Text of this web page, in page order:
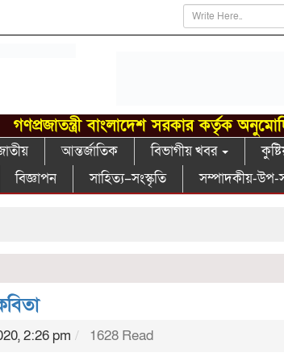
গণপ্রজাতন্ত্রী বাংলাদেশ সরকার কর্তৃক
আন্তর্জাতিক বিভাগীয় খবর
বিজ্ঞাপন সাহিত্য–সংস্কৃতি সম্পাদকীয়-উপ-
2:26 pm 1628 Read